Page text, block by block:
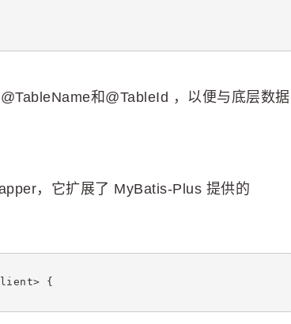
和@TableId ，以便与底层数据
，它扩展了 MyBatis-Plus 提供的
{